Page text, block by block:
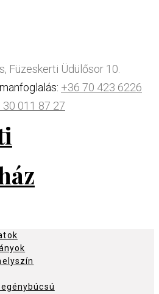
Füzeskerti Üdülősor 10.
+36 70 423 6226
30 011 87 27